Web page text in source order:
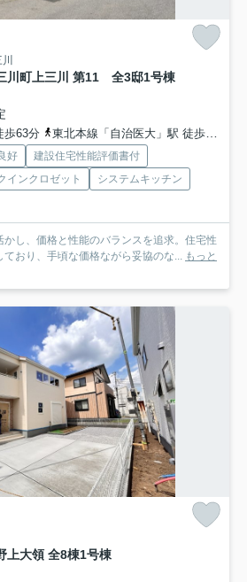
川町上三川 第11 全3邸1号棟
歩63分
東北本線「自治医大」駅 徒歩94分
好
建設住宅性能評価書付
インクロゼット
システムキッチン
し、価格と性能のバランスを追求。住宅性
おり、手頃な価格ながら妥協のな...
もっと
上大領 全8棟1号棟